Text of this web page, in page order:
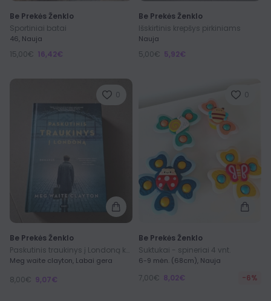
Be Prekės Ženklo
Sportiniai batai
46, Nauja
15,00€ 16,42€
Be Prekės Ženklo
Išskirtinis krepšys pirkiniams
Nauja
5,00€ 5,92€
0
Be Prekės Ženklo
Meg waite clayton, Labai gera
8,00€ 9,07€
0
Be Prekės Ženklo
Suktukai - spineriai 4 vnt.
6-9 mėn. (68cm), Nauja
7,00€ 8,02€ -6%